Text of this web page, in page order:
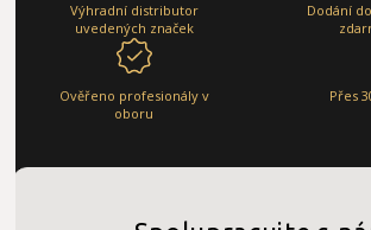
Výhradní distributor
uvedených značek
Dodání
Ověřeno profesionály v
oboru
Přes